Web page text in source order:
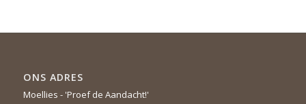
ONS ADRES
Moellies - 'Proef de Aandacht!'